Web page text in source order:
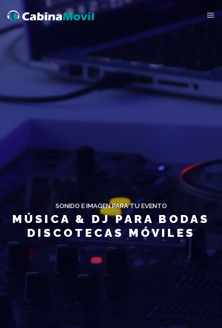
SONIDO E IMAGEN PARA TU EVENTO
MÚSICA & DJ PARA BODAS
DISCOTECAS MÓVILES